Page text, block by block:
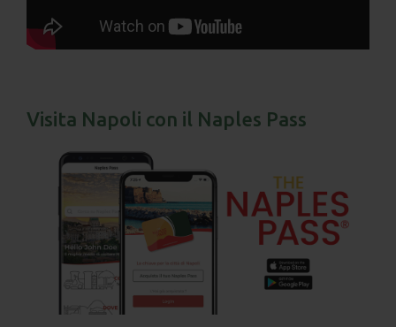
Visita Napoli con il Naples Pass